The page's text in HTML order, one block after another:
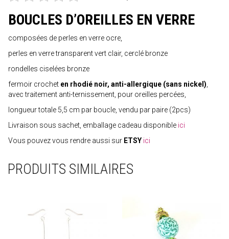
BOUCLES D’OREILLES EN VERRE
composées de perles en verre ocre,
perles en verre transparent vert clair, cerclé bronze
rondelles ciselées bronze
fermoir crochet en rhodié noir, anti-allergique (sans nickel)
avec traitement anti-ternissement, pour oreilles percées,
longueur totale 5,5 cm par boucle, vendu par paire (2pcs)
Livraison sous sachet, emballage cadeau disponible ici
Vous pouvez vous rendre aussi sur ETSY ici
PRODUITS SIMILAIRES